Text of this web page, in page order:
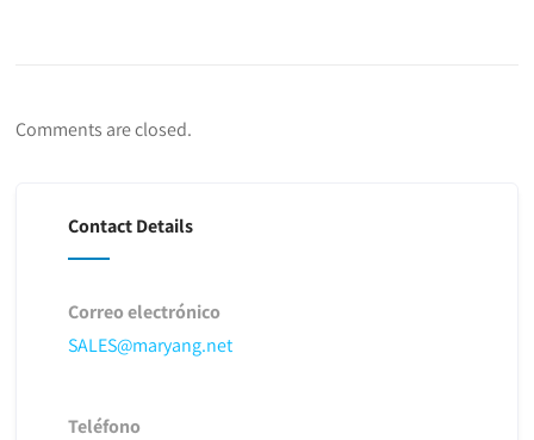
Comments are closed.
Contact Details
Correo electrónico
SALES@maryang.net
Teléfono